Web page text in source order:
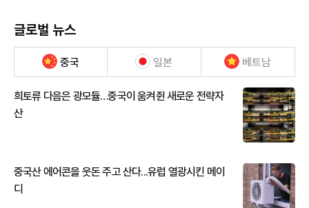
글로벌 뉴스
중국 일본 베트남
희토류 다음은 광모듈…중국이 움켜쥔 새로운 전략자
산
중국산 에어콘을 웃돈 주고 산다...유럽 열광시킨 메이
디